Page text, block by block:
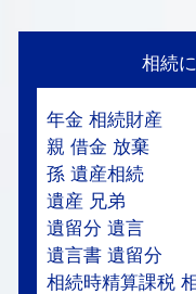
相続
年金 相続財産
親 借金 放棄
孫 遺産相続
遺産 兄弟
遺留分 遺言
遺言書 遺留分
相続時精算課税